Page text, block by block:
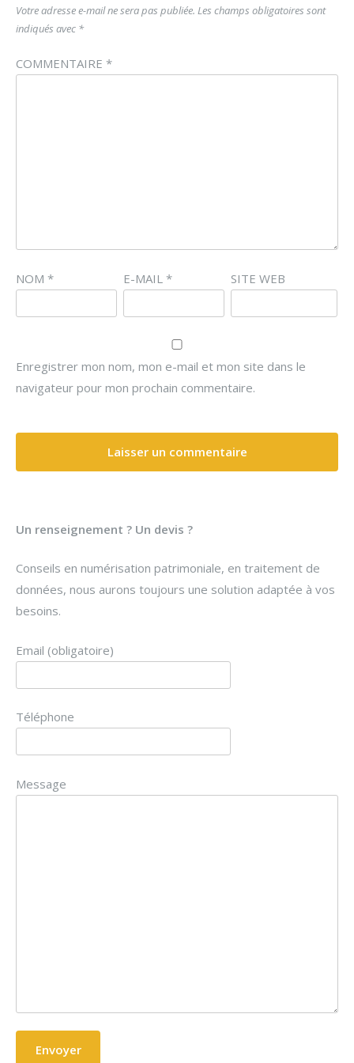
Votre adresse e-mail ne sera pas publiée. Les champs obligatoires sont
indiqués avec *
COMMENTAIRE *
NOM * E-MAIL * SITE WEB
Enregistrer mon nom, mon e-mail et mon site dans le
navigateur pour mon prochain commentaire.
Un renseignement ? Un devis ?
Conseils en numérisation patrimoniale, en traitement de
données, nous aurons toujours une solution adaptée à vos
besoins.
Email (obligatoire)
Téléphone
Message